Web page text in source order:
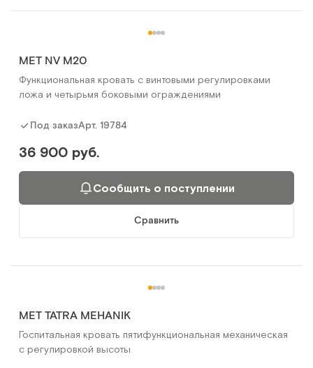
MET NV M20
Функциональная кровать с винтовыми регулировками
ложа и четырьмя боковыми ограждениями
Под заказАрт. 19784
36 900 руб.
Сообщить о поступлении
Сравнить
MET TATRA MEHANIK
Госпитальная кровать пятифункциональная механическая
с регулировкой высоты